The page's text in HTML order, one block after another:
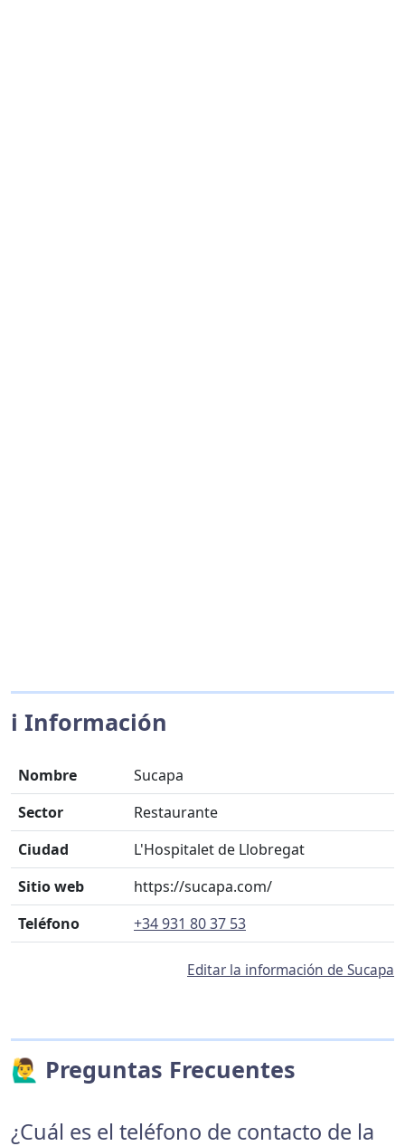
ℹ️ Información
Nombre
Sucapa
Sector
Restaurante
Ciudad
L'Hospitalet de Llobregat
Sitio web
https://sucapa.com/
Teléfono
+34 931 80 37 53
Editar la información de Sucapa
🙋‍♂️ Preguntas Frecuentes
¿Cuál es el teléfono de contacto de la